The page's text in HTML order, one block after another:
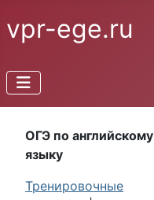
vpr-ege.ru
ОГЭ по английскому
языку
Тренировочные